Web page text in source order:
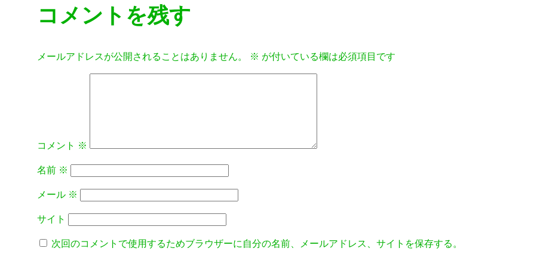
コメントを残す
メールアドレスが公開されることはありません。 ※ が付いている欄は必須項目です
コメント ※
名前 ※
メール ※
サイト
次回のコメントで使用するためブラウザーに自分の名前、メールアドレス、サイトを保存する。